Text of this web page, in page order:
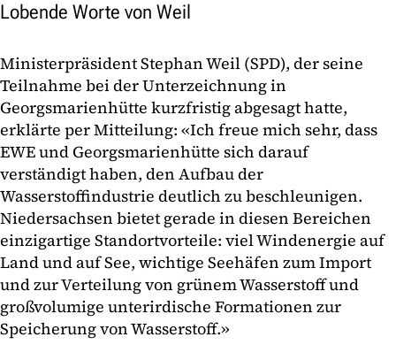
Lobende Worte von Weil
Ministerpräsident Stephan Weil (SPD), der seine
Teilnahme bei der Unterzeichnung in
Georgsmarienhütte kurzfristig abgesagt hatte,
erklärte per Mitteilung: «Ich freue mich sehr, dass
EWE und Georgsmarienhütte sich darauf
verständigt haben, den Aufbau der
Wasserstoffindustrie deutlich zu beschleunigen.
Niedersachsen bietet gerade in diesen Bereichen
einzigartige Standortvorteile: viel Windenergie auf
Land und auf See, wichtige Seehäfen zum Import
und zur Verteilung von grünem Wasserstoff und
großvolumige unterirdische Formationen zur
Speicherung von Wasserstoff.»